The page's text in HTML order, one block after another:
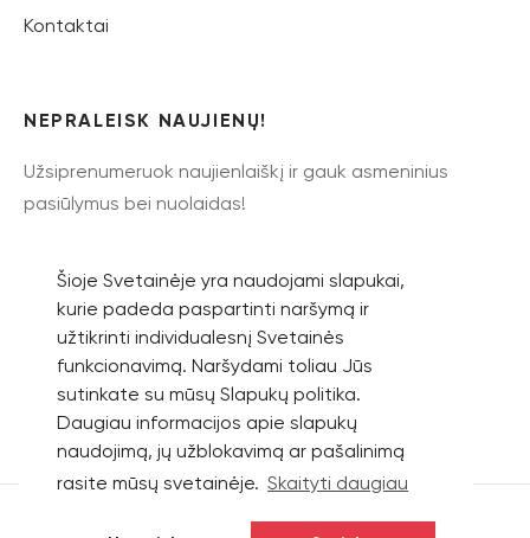
Kontaktai
NEPRALEISK NAUJIENŲ!
Užsiprenumeruok naujienlaiškį ir gauk asmeninius
pasiūlymus bei nuolaidas!
Prenumeruoti
Šioje Svetainėje yra naudojami slapukai,
kurie padeda paspartinti naršymą ir
užtikrinti individualesnį Svetainės
funkcionavimą. Naršydami toliau Jūs
sutinkate su mūsų Slapukų politika.
Daugiau informacijos apie slapukų
naudojimą, jų užblokavimą ar pašalinimą
rasite mūsų svetainėje. Skaityti daugiau